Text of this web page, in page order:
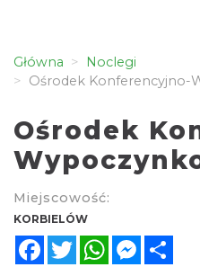
Główna
Noclegi
Ośrodek Konferencyjno-
Ośrodek
Miejscowość:
KORBIELÓW
FacebookTwitterWhatsApp